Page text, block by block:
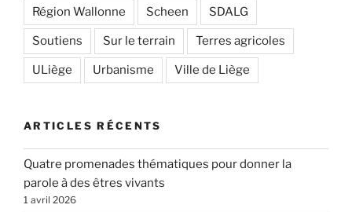
Région Wallonne Scheen SDALG
Soutiens Sur le terrain Terres agricoles
ULiège Urbanisme Ville de Liège
ARTICLES RÉCENTS
Quatre promenades thématiques pour donner la
parole à des êtres vivants
1 avril 2026